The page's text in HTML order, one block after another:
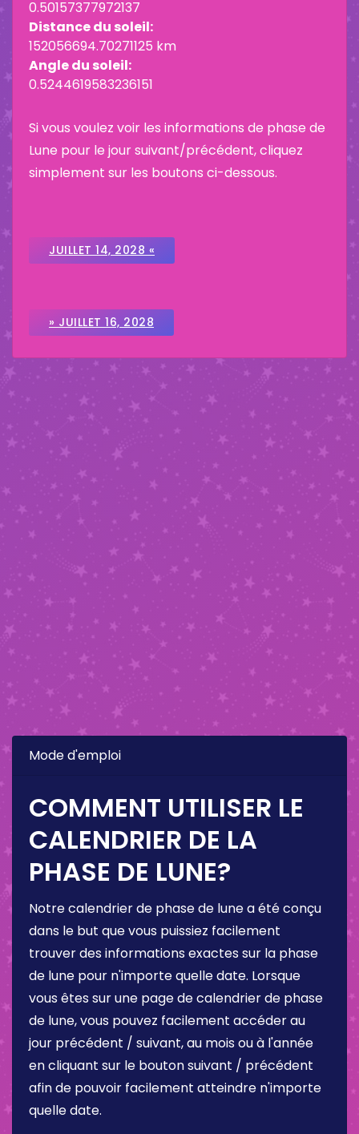
0.50157377972137
Distance du soleil:
152056694.70271125 km
Angle du soleil:
0.5244619583236151
Si vous voulez voir les informations de phase de
Lune pour le jour suivant/précédent, cliquez
simplement sur les boutons ci-dessous.
JUILLET 14, 2028 «
» JUILLET 16, 2028
Mode d'emploi
COMMENT UTILISER LE
CALENDRIER DE LA
PHASE DE LUNE?
Notre calendrier de phase de lune a été conçu
dans le but que vous puissiez facilement
trouver des informations exactes sur la phase
de lune pour n'importe quelle date. Lorsque
vous êtes sur une page de calendrier de phase
de lune, vous pouvez facilement accéder au
jour précédent / suivant, au mois ou à l'année
en cliquant sur le bouton suivant / précédent
afin de pouvoir facilement atteindre n'importe
quelle date.